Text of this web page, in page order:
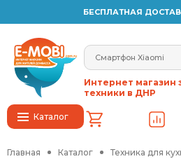
БЕСПЛАТНАЯ
Каталог
Интернет магазин
техники в ДНР
Главная Каталог Техника для